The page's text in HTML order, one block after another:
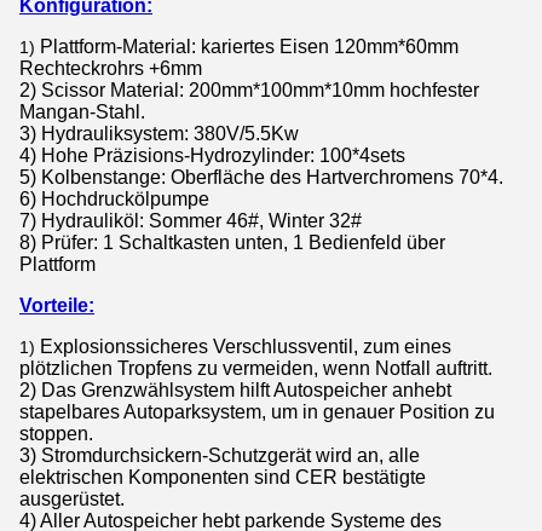
Konfiguration:
1) Plattform-Material: kariertes Eisen 120mm*60mm
Rechteckrohrs +6mm
2) Scissor Material: 200mm*100mm*10mm hochfester
Mangan-Stahl.
3) Hydrauliksystem: 380V/5.5Kw
4) Hohe Präzisions-Hydrozylinder: 100*4sets
5) Kolbenstange: Oberfläche des Hartverchromens 70*4.
6) Hochdruckölpumpe
7) Hydrauliköl: Sommer 46#, Winter 32#
8) Prüfer: 1 Schaltkasten unten, 1 Bedienfeld über
Plattform
Vorteile:
1) Explosionssicheres Verschlussventil, zum eines
plötzlichen Tropfens zu vermeiden, wenn Notfall auftritt.
2) Das Grenzwählsystem hilftAutospeicher anhebt
stapelbares Autoparksystem, um in genauer Position zu
stoppen.
3) Stromdurchsickern-Schutzgerät wird an, alle
elektrischen Komponenten sind CER bestätigte
ausgerüstet.
4) AllerAutospeicher hebt parkende Systeme des